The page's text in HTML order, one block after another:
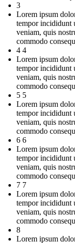
3
Lorem ipsum
tempor incididunt
veniam, quis
commodo
4 4
Lorem ipsum
tempor incididunt
veniam, quis
commodo
5 5
Lorem ipsum
tempor incididunt
veniam, quis
commodo
6 6
Lorem ipsum
tempor incididunt
veniam, quis
commodo
7 7
Lorem ipsum
tempor incididunt
veniam, quis
commodo
8
Lorem ipsum